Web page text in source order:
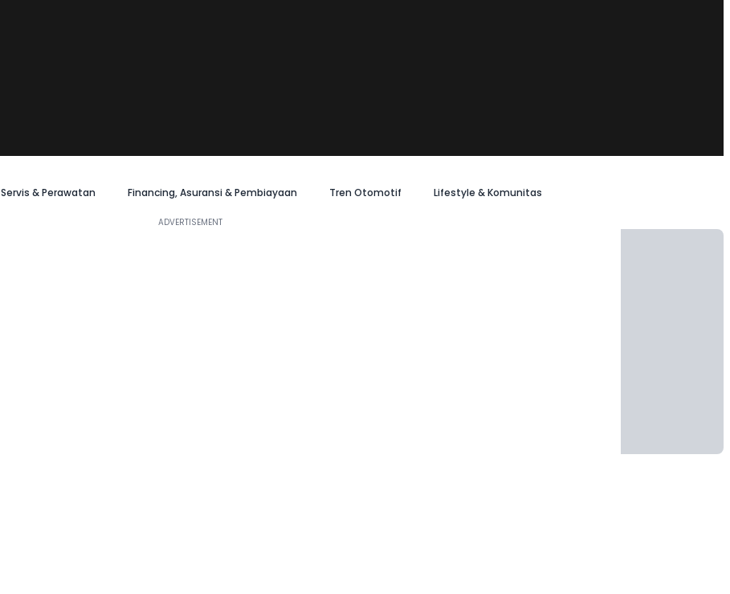
Servis & Perawatan Financing, Asuransi & Pembiayaan Tren Otomotif Lifestyle & Komunitas